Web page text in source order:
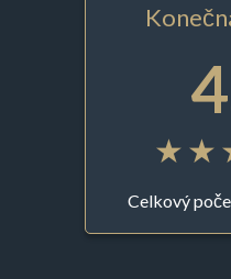
Celkový